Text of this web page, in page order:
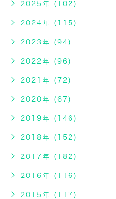
2025年 (102)
2024年 (115)
2023年 (94)
2022年 (96)
2021年 (72)
2020年 (67)
2019年 (146)
2018年 (152)
2017年 (182)
2016年 (116)
2015年 (117)